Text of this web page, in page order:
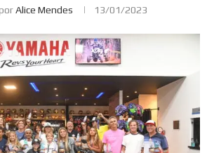
Alice Mendes 13/01/2023